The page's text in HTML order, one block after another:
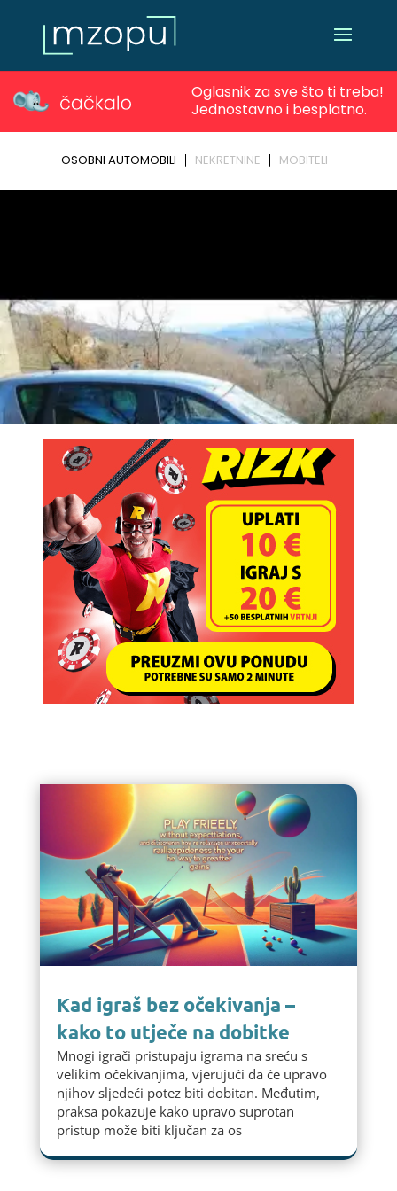
Kad igraš bez očekivanja –
kako to utječe na dobitke
Mnogi igrači pristupaju igrama na sreću s
velikim očekivanjima, vjerujući da će upravo
njihov sljedeći potez biti dobitan. Međutim,
praksa pokazuje kako upravo suprotan
pristup može biti ključan za os